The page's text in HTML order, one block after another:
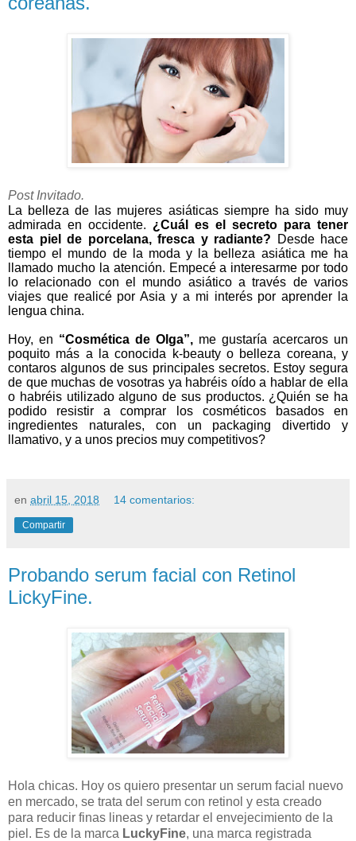
Post Invitado.
La belleza de las mujeres asiáticas siempre ha sido muy
admirada en occidente. ¿Cuál es el secreto para tener
esta piel de porcelana, fresca y radiante? Desde hace
tiempo el mundo de la moda y la belleza asiática me ha
llamado mucho la atención. Empecé a interesarme por todo
lo relacionado con el mundo asiático a través de varios
viajes que realicé por Asia y a mi interés por aprender la
lengua china.
Hoy, en “Cosmética de Olga”, me gustaría acercaros un
poquito más a la conocida k-beauty o belleza coreana, y
contaros algunos de sus principales secretos. Estoy segura
de que muchas de vosotras ya habréis oído a hablar de ella
o habréis utilizado alguno de sus productos. ¿Quién se ha
podido resistir a comprar los cosméticos basados en
ingredientes naturales, con un packaging divertido y
llamativo, y a unos precios muy competitivos?
en abril 15, 2018 14 comentarios:
Compartir
Probando serum facial con Retinol
LickyFine.
Hola chicas. Hoy os quiero presentar un serum facial nuevo
en mercado, se trata del serum con retinol y esta creado
para reducir finas lineas y retardar el envejecimiento de la
piel. Es de la marca LuckyFine, una marca registrada